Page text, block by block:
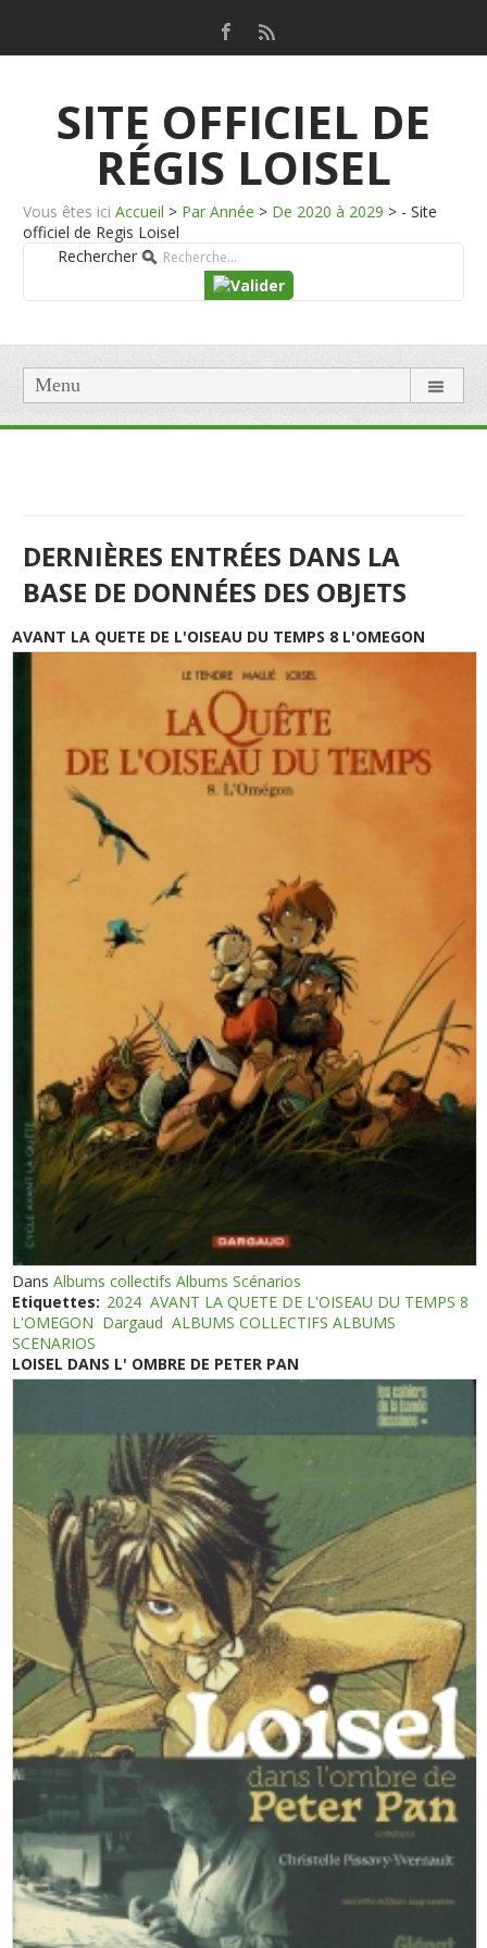
SITE OFFICIEL DE
RÉGIS LOISEL
Vous êtes ici Accueil > Par Année > De 2020 à 2029 > - Site
officiel de Regis Loisel
Rechercher
Menu
DERNIÈRES ENTRÉES DANS LA
BASE DE DONNÉES DES OBJETS
AVANT LA QUETE DE L'OISEAU DU TEMPS 8 L'OMEGON
DansAlbums collectifs Albums Scénarios
Etiquettes: 2024 AVANT LA QUETE DE L'OISEAU DU TEMPS 8
L'OMEGON Dargaud ALBUMS COLLECTIFS ALBUMS
SCENARIOS
LOISEL DANS L' OMBRE DE PETER PAN